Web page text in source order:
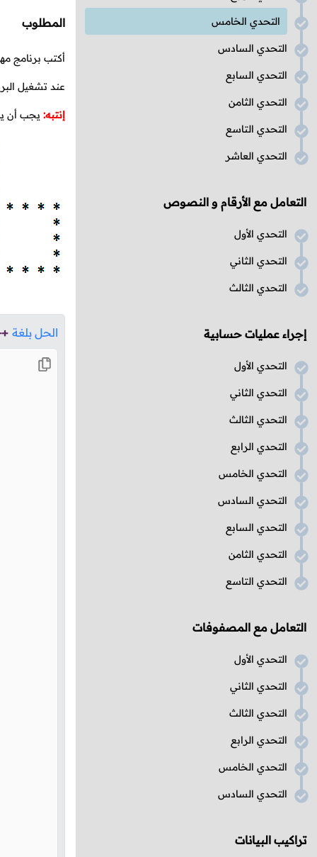
التحدي الخامس
التحدي السادس
التحدي السابع
التحدي الثامن
التحدي التاسع
التحدي العاشر
التعامل مع الأرقام و النصوص
التحدي الأول
التحدي الثاني
التحدي الثالث
إجراء عمليات حسابية
التحدي الأول
التحدي الثاني
التحدي الثالث
التحدي الرابع
التحدي الخامس
التحدي السادس
التحدي السابع
التحدي الثامن
التحدي التاسع
التعامل مع المصفوفات
التحدي الأول
التحدي الثاني
التحدي الثالث
التحدي الرابع
التحدي الخامس
التحدي السادس
تراكيب البيانات
المطلوب
أكتب برنامج
عند تشغيل
إنتبه: يجب أن
الحل بلغة